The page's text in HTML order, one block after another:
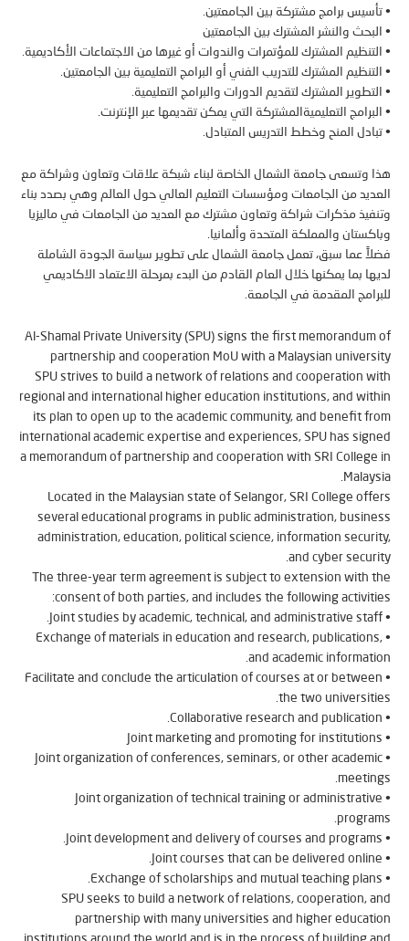
برامج مشتركة بين الجامعتين.
والنشر المشترك بين الجامعتين
المشترك للمؤتمرات والندوات أو غيرها من الاجتماعات الأكاديمية.
المشترك للتدريب الفني أو البرامج التعليمية بين الجامعتين.
المشترك لتقديم الدورات والبرامج التعليمية.
التعليميةالمشتركة التي يمكن تقديمها عبر الإنترنت.
المنح وخطط التدريس المتبادل.
وتسعى جامعة الشمال الخاصة لبناء شبكة علاقات وتعاون وشراكة مع
من الجامعات ومؤسسات التعليم العالي حول العالم وهي بصدد بناء
مذكرات شراكة وتعاون مشترك مع العديد من الجامعات في ماليزيا
والمملكة المتحدة وألمانيا.
عما سبق، تعمل جامعة الشمال على تطوير سياسة الجودة الشاملة
بما يمكنها خلال العام القادم من البدء بمرحلة الاعتماد الاكاديمي
المقدمة في الجامعة.
Al-Shamal Private University (SPU) signs the first
partnership and cooperation MoU with a Malaysian
SPU strives to build a network of relations and cooperation
regional and international higher education institutions, and
its plan to open up to the academic community, and benefit
international academic expertise and experiences, SPU has
a memorandum of partnership and cooperation with SRI
Located in the Malaysian state of Selangor, SRI College
several educational programs in public administration,
administration, education, political science, information
and cyber
The three-year term agreement is subject to extension with
consent of both parties, and includes the following
• Exchange of materials in education and research,
and academic
• Facilitate and conclude the articulation of courses at or
the two
• Joint organization of conferences, seminars, or other
• Joint organization of technical training or
SPU seeks to build a network of relations, cooperation,
partnership with many universities and higher